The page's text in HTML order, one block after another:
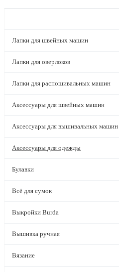
Лапки для швейных машин
Лапки для оверлоков
Лапки для распошивальных машин
Аксессуары для швейных машин
Аксессуары для вышивальных машин
Аксессуары для одежды
Булавки
Всё для сумок
Выкройки Burda
Вышивка ручная
Вязание